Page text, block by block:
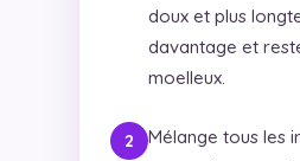
doux et plus
davantage et
moelleux.
Mélange tous les